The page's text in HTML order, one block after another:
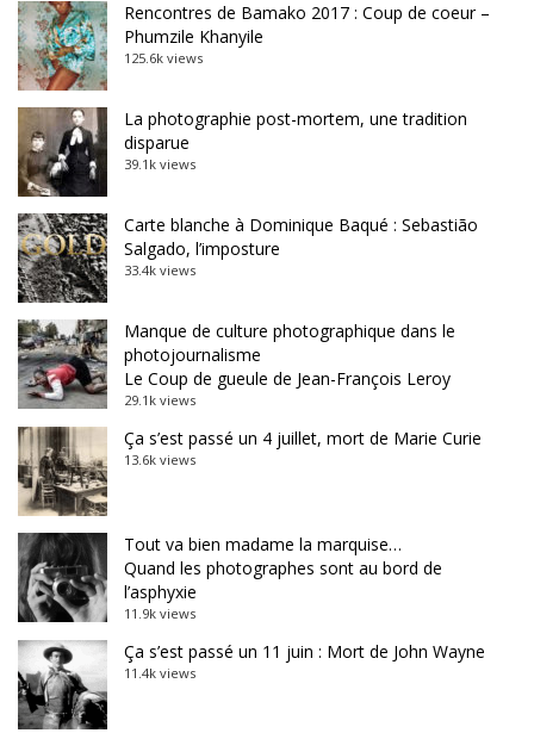
Rencontres de Bamako 2017 : Coup de coeur –
Phumzile Khanyile
125.6k views
La photographie post-mortem, une tradition
disparue
39.1k views
Carte blanche à Dominique Baqué : Sebastião
Salgado, l’imposture
33.4k views
Manque de culture photographique dans le
photojournalisme
Le Coup de gueule de Jean-François Leroy
29.1k views
Ça s’est passé un 4 juillet, mort de Marie Curie
13.6k views
Tout va bien madame la marquise…
Quand les photographes sont au bord de
l’asphyxie
11.9k views
Ça s’est passé un 11 juin : Mort de John Wayne
11.4k views